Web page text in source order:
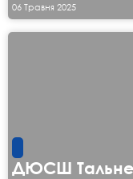
06 Травня 2025
ДЮСШ